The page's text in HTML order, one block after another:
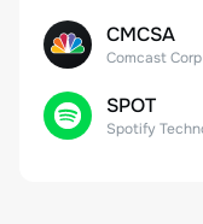
CMCSA
Comcast Corp
SPOT